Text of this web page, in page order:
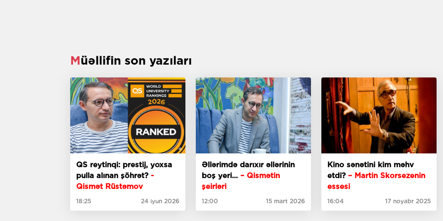
Müəllifin son yazıları
QS reytinqi: prestij, yoxsa
pulla alınan şöhrət? -
Qismət Rüstəmov
18:25 24 iyun 2026
Əllərimdə darıxır əllərinin
boş yeri… – Qismətin
şeirləri
12:00 15 mart 2026
Kino sənətini kim məhv
etdi? – Martin Skorsezenin
essesi
16:04 17 noyabr 2025